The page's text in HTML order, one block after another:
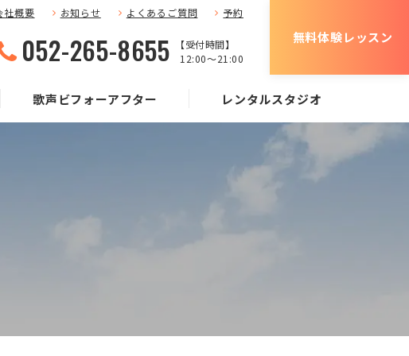
社概要 お知らせ よくあるご質問 予約
052-265-8655
【受付時間】
12:00〜21:00
無料体験レッスン
歌声ビフォーアフター レンタルスタジオ